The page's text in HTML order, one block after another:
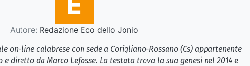
Autore: Redazione Eco dello Jonio
on-line calabrese con sede a Corigliano-Rossano (Cs) appartenente
e diretto da Marco Lefosse. La testata trova la sua genesi nel 2014 e